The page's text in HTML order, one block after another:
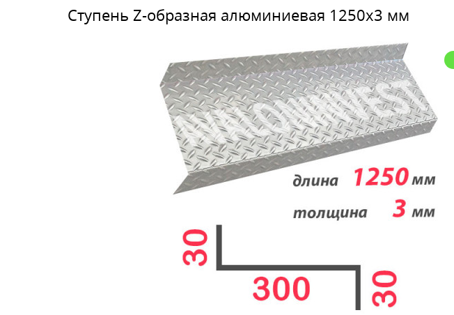
Ступень Z-образная алюминиевая 1250x3 мм